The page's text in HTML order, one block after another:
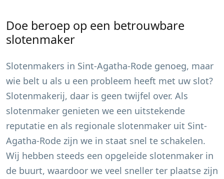
Doe beroep op een betrouwbare
slotenmaker
Slotenmakers in Sint-Agatha-Rode genoeg, maar
wie belt u als u een probleem heeft met uw slot?
Slotenmakerij, daar is geen twijfel over. Als
slotenmaker genieten we een uitstekende
reputatie en als regionale slotenmaker uit Sint-
Agatha-Rode zijn we in staat snel te schakelen.
Wij hebben steeds een opgeleide slotenmaker in
de buurt, waardoor we veel sneller ter plaatse zijn